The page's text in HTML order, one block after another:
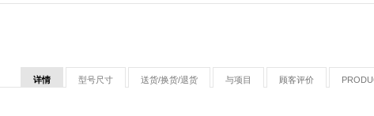
详情 型号尺寸 送货/换货/退货 与项目 顾客评价